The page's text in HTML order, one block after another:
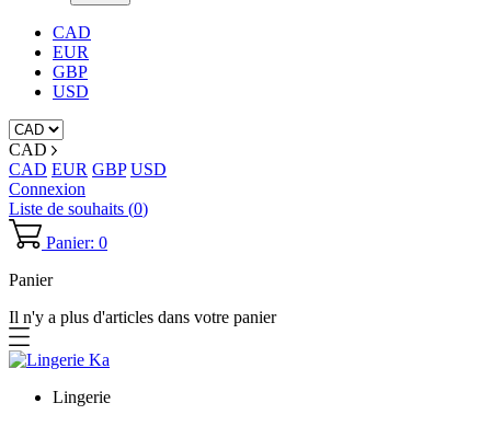
CAD
EUR
GBP
USD
CAD
CAD EUR GBP USD
Connexion
Liste de souhaits (0)
Panier: 0
Panier
Il n'y a plus d'articles dans votre panier
Lingerie